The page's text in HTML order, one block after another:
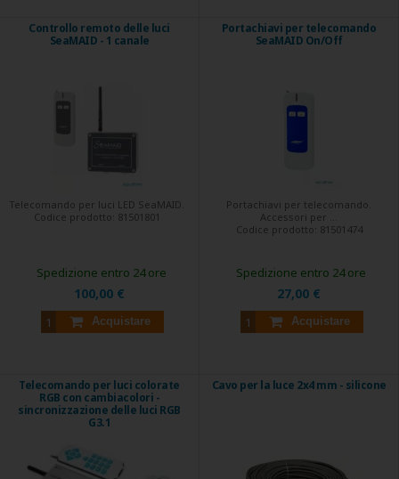
Controllo remoto delle luci
SeaMAID - 1 canale
Telecomando per luci LED SeaMAID.
Codice prodotto: 81501801
100,00 €
Acquistare
Spedizione entro 24 ore
Portachiavi per telecomando
SeaMAID On/Off
Portachiavi per telecomando.
Accessori per ...
Codice prodotto: 81501474
27,00 €
Acquistare
Spedizione entro 24 ore
Telecomando per luci colorate
RGB con cambiacolori -
sincronizzazione delle luci RGB
G3.1
Cavo per la luce 2x4 mm - silicone